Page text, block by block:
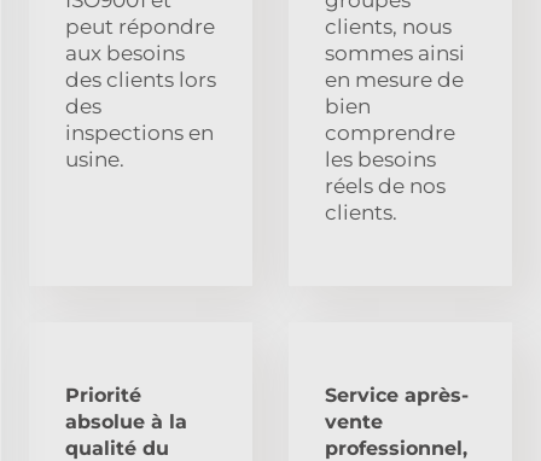
peut répondre
aux besoins
des clients lors
des
inspections en
usine.
clients, nous
sommes ainsi
en mesure de
bien
comprendre
les besoins
réels de nos
clients.
Priorité
absolue à la
qualité du
Service après-
vente
professionnel,